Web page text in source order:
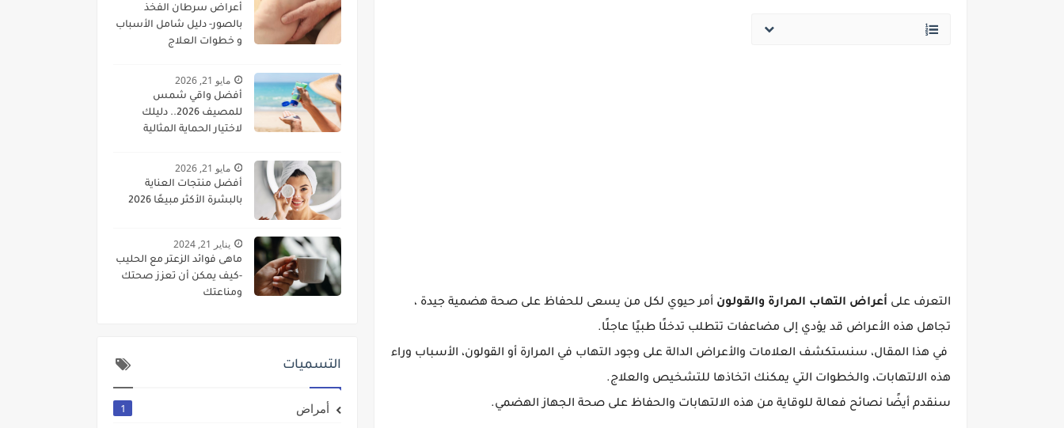
التعرف على أعراض التهاب المرارة والقولون أمر حيوي لكل من يسعى للحفاظ على صحة هضمية جيدة ،
تجاهل هذه الأعراض قد يؤدي إلى مضاعفات تتطلب تدخلًا طبيًا عاجلًا.
في هذا المقال، سنستكشف العلامات والأعراض الدالة على وجود التهاب في المرارة أو القولون، الأسباب وراء
هذه الالتهابات، والخطوات التي يمكنك اتخاذها للتشخيص والعلاج.
سنقدم أيضًا نصائح فعالة للوقاية من هذه الالتهابات والحفاظ على صحة الجهاز الهضمي.
أعراض سرطان الفخذ
بالصور- دليل شامل الأسباب
و خطوات العلاج
مايو 21, 2026
أفضل واقي شمس
للمصيف 2026.. دليلك
لاختيار الحماية المثالية
مايو 21, 2026
أفضل منتجات العناية
بالبشرة الأكثر مبيعًا 2026
يناير 21, 2024
ماهى فوائد الزعتر مع الحليب
-كيف يمكن أن تعزز صحتك
ومناعتك
التسميات
أمراض 1